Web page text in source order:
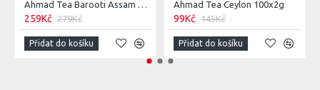
Ahmad Tea Barooti Assam Čaj 454g
259Kč 279Kč
Přidat do košíku
Ahmad Tea Ceylon 100x2g
99Kč 145Kč
Přidat do košíku